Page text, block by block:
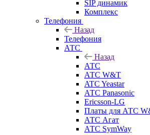
SIP динамик
Комплекс
Телефония
Назад
Телефония
АТС
Назад
АТС
АТС W&T
ATC Yeastar
АТС Panasonic
Ericsson-LG
Платы для АТС
АТС Агат
АТС SymWay